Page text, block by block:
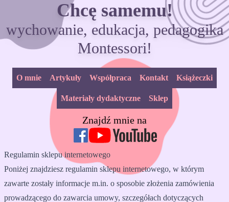
Chcę samemu!
wychowanie, edukacja, pedagogika
Montessori!
O mnie Artykuły Współpraca Kontakt Książeczki
Materiały dydaktyczne Sklep
Znajdź mnie na
Regulamin sklepu internetowego
Poniżej znajdziesz regulamin sklepu internetowego, w którym
zawarte zostały informacje m.in. o sposobie złożenia zamówienia
prowadzącego do zawarcia umowy, szczegółach dotyczących